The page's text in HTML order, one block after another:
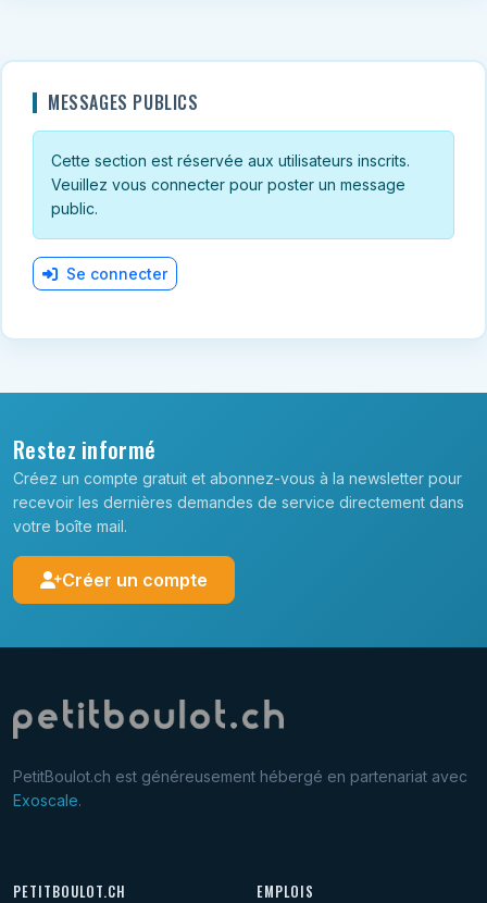
MESSAGES PUBLICS
Cette section est réservée aux utilisateurs inscrits.
Veuillez vous connecter pour poster un message
public.
Se connecter
Restez informé
Créez un compte gratuit et abonnez-vous à la newsletter pour
recevoir les dernières demandes de service directement dans
votre boîte mail.
Créer un compte
PetitBoulot.ch est généreusement hébergé en partenariat avec
Exoscale.
PETITBOULOT.CH EMPLOIS